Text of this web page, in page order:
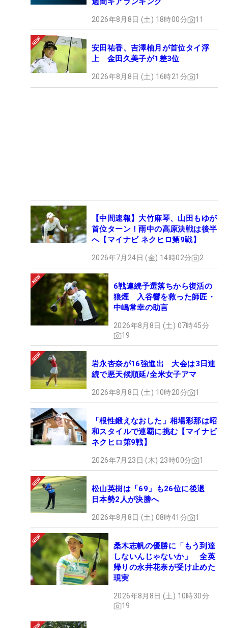
2026年8月8日 (土) 18時00分 11
安田祐香、吉澤柚月が首位タイ浮
上 金田久美子が1差3位
2026年8月8日 (土) 16時21分 1
【中間速報】大竹麻琴、山田もゆが
首位ターン！雨中の高原決戦は後半
へ【マイナビ ネクヒロ第9戦】
2026年7月24日 (金) 14時02分 2
6戦連続予選落ちから復活の
狼煙 入谷響を救った師匠・
中嶋常幸の助言
2026年8月8日 (土) 07時45分
19
岩永杏奈が16強進出 大会は3日連
続で悪天候順延/全米女子アマ
2026年8月8日 (土) 10時20分 1
「根性鍛えなおした」相場彩那は昭
和スタイルで連覇に挑む【マイナビ
ネクヒロ第9戦】
2026年7月23日 (木) 23時00分 1
松山英樹は「69」も26位に後退
日本勢2人が決勝へ
2026年8月8日 (土) 08時41分 1
桑木志帆の優勝に「もう到達
しないんじゃないか」 全英
帰りの永井花奈が受け止めた
現実
2026年8月8日 (土) 10時30分
19